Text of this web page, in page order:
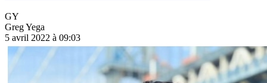
GY
Greg Yega
5 avril 2022 à 09:03